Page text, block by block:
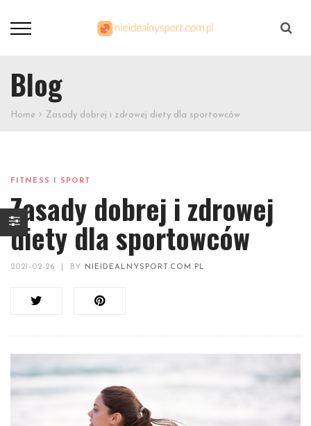
Blog
Home Zasady dobrej i zdrowej diety dla sportowców
FITNESS I SPORT
Zasady dobrej i zdrowej
diety dla sportowców
2021-02-26 BY NIEIDEALNYSPORT.COM.PL